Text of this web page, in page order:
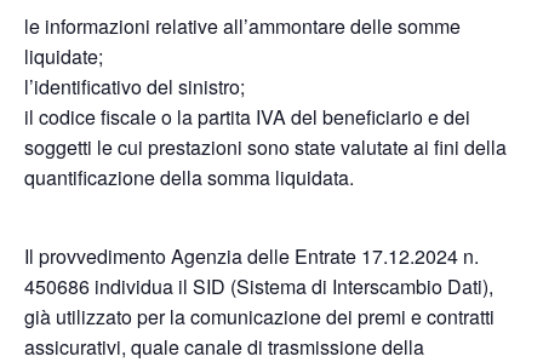
le informazioni relative all’ammontare delle somme
liquidate;
l’identificativo del sinistro;
il codice fiscale o la partita IVA del beneficiario e dei
soggetti le cui prestazioni sono state valutate ai fini della
quantificazione della somma liquidata.
Il provvedimento Agenzia delle Entrate 17.12.2024 n.
450686 individua il SID (Sistema di Interscambio Dati),
già utilizzato per la comunicazione dei premi e contratti
assicurativi, quale canale di trasmissione della